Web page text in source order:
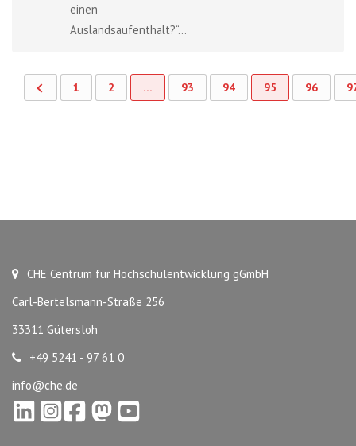
einen
Auslandsaufenthalt?“...
1 2 … 93 94 95 96
CHE Centrum für Hochschulentwicklung gGmbH
Carl-Bertelsmann-Straße 256
33311 Gütersloh
+49 5241 - 97 61 0
info@che.de